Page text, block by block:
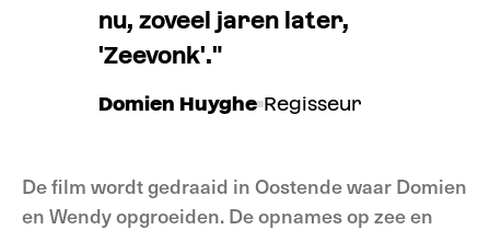
nu, zoveel jaren later,
'Zeevonk'."
Domien Huyghe Regisseur
De film wordt gedraaid in Oostende waar Domien
en Wendy opgroeiden. De opnames op zee en